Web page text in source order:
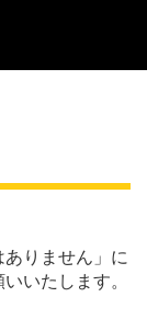
りません」に
いたします。